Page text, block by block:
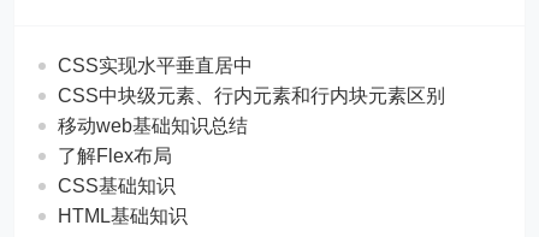
CSS实现水平垂直居中
CSS中块级元素、行内元素和行内块元素区别
移动web基础知识总结
了解Flex布局
CSS基础知识
HTML基础知识